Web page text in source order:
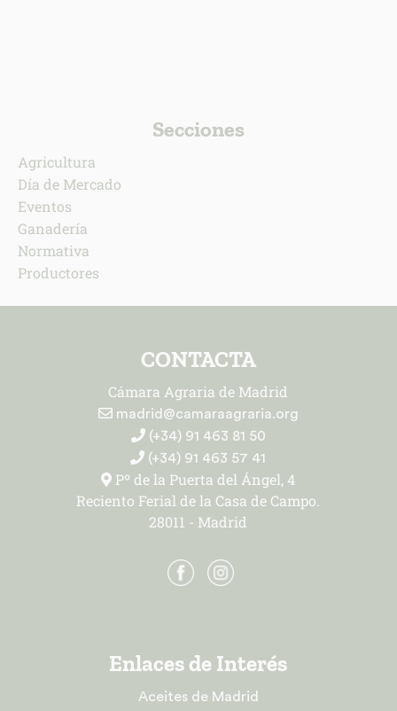
Secciones
Agricultura
Día de Mercado
Eventos
Ganadería
Normativa
Productores
CONTACTA
Cámara Agraria de Madrid
madrid@camaraagraria.org
(+34) 91 463 81 50
(+34) 91 463 57 41
Pº de la Puerta del Ángel, 4
Reciento Ferial de la Casa de Campo.
28011 - Madrid
Enlaces de Interés
Aceites de Madrid